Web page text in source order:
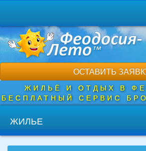
основному
содержанию
ОСТАВИТЬ
ЖИЛЬЁ И ОТДЫХ В
БЕСПЛАТНЫЙ СЕРВИС
ЖИЛЬЕ